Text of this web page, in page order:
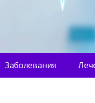
Заболевания